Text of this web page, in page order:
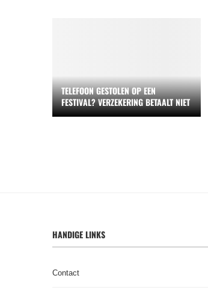
TELEFOON GESTOLEN OP EEN
FESTIVAL? VERZEKERING BETAALT NIET
HANDIGE LINKS
Contact